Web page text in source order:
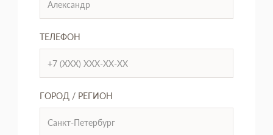
ТЕЛЕФОН
ГОРОД / РЕГИОН